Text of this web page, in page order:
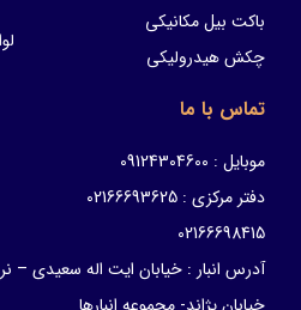
باکت بیل مکانیکی
چکش هیدرولیکی
تماس با ما
موبایل : 09124304600
دفتر مرکزی : 02166693625
02166698415
آدرس انبار : خیابان ایت اله سعیدی –
خیابان پژاند- مجموعه انبارها